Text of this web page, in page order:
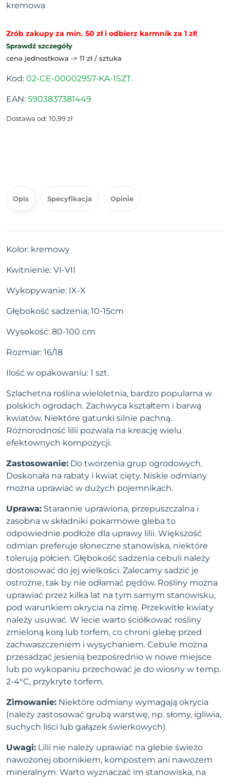
kremowa
Zrób zakupy za min. 50 zł i odbierz karmnik za 1 zł!
Sprawdź szczegóły
cena jednostkowa -> 11 zł / sztuka
Kod: 02-CE-00002957-KA-1SZT.
EAN: 5903837381449
Dostawa od: 10,99 zł
Opis Specyfikacja Opinie
Kolor: kremowy
Kwitnienie: VI-VII
Wykopywanie: IX-X
Głębokość sadzenia; 10-15cm
Wysokość: 80-100 cm
Rozmiar: 16/18
Ilość w opakowaniu: 1 szt.
Szlachetna roślina wieloletnia, bardzo popularna w
polskich ogrodach. Zachwyca kształtem i barwą
kwiatów. Niektóre gatunki silnie pachną.
Różnorodność lilii pozwala na kreację wielu
efektownych kompozycji.
Zastosowanie: Do tworzenia grup ogrodowych.
Doskonała na rabaty i kwiat cięty. Niskie odmiany
można uprawiać w dużych pojemnikach.
Uprawa: Starannie uprawiona, przepuszczalna i
zasobna w składniki pokarmowe gleba to
odpowiednie podłoże dla uprawy lilii. Większość
odmian preferuje słoneczne stanowiska, niektóre
tolerują półcień. Głębokość sadzenia cebuli należy
dostosować do jej wielkości. Zalecamy sadzić je
ostrożne, tak by nie odłamać pędów. Rośliny można
uprawiać przez kilka lat na tym samym stanowisku,
pod warunkiem okrycia na zimę. Przekwitłe kwiaty
należy usuwać. W lecie warto ściółkować rośliny
zmieloną korą lub torfem, co chroni glebę przed
zachwaszczeniem i wysychaniem. Cebule można
przesadzać jesienią bezpośrednio w nowe miejsce
lub po wykopaniu przechować je do wiosny w temp.
2-4°C, przykryte torfem.
Zimowanie: Niektóre odmiany wymagają okrycia
(należy zastosować grubą warstwę, np. słomy, igliwia,
suchych liści lub gałązek świerkowych).
Uwagi: Lilii nie należy uprawiać na glebie świeżo
nawożonej obornikiem, kompostem ani nawozem
mineralnym. Warto wyznaczać im stanowiska, na